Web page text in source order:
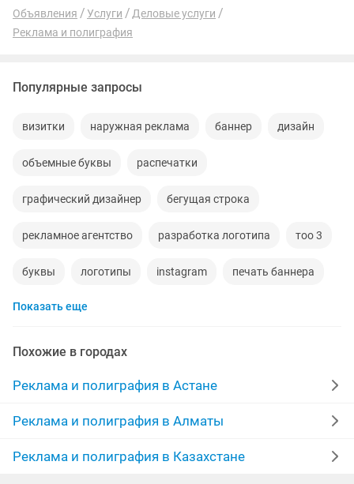
Объявления Услуги
Деловые услуги
Реклама и полиграфия
Популярные запросы
визитки наружная реклама баннер дизайн
объемные буквы распечатки
графический дизайнер бегущая строка
рекламное агентство разработка логотипа тоо 3
буквы логотипы instagram печать баннера
стенд договорная
графический дизайн распечатка фотографий
дизайн визиток баннеры буклеты
баннера меню изготовление рекламы
Показать еще
Похожие в городах
Реклама и полиграфия в Астане
Реклама и полиграфия в Алматы
Реклама и полиграфия в Казахстане